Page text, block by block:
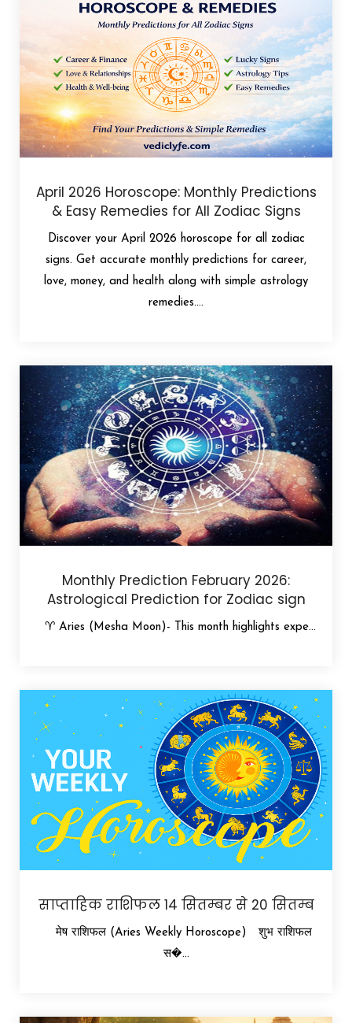
April 2026 Horoscope: Monthly Predictions
& Easy Remedies for All Zodiac Signs
Discover your April 2026 horoscope for all zodiac
signs. Get accurate monthly predictions for career,
love, money, and health along with simple astrology
remedies....
Monthly Prediction February 2026:
Astrological Prediction for Zodiac sign
♈ Aries (Mesha Moon)- This month highlights expe...
साप्ताहिक राशिफल 14 सितम्बर से 20 सितम्ब
मेष राशिफल (Aries Weekly Horoscope) शुभ राशिफल
स�...